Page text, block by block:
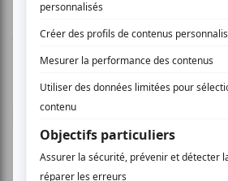
Vous devez être
donner un avis.